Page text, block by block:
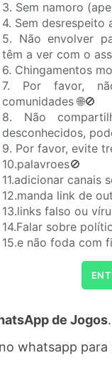
3. Sem namoro
4. Sem desrespeito
5. Não envolver
têm a ver com o
6. Chingamentos
7. Por favor,
comunidades 🌐🚫
8. Não
desconhecidos,
9. Por favor, evite
10.palavroes🚫
11.adicionar canais
12.manda link de
13.links falso ou
14.Falar sobre
15.e não foda com
de Jogos
whatsapp